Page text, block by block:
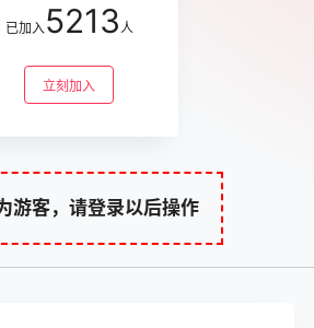
已加入5213人
立刻加入
游客，请登录以后操作